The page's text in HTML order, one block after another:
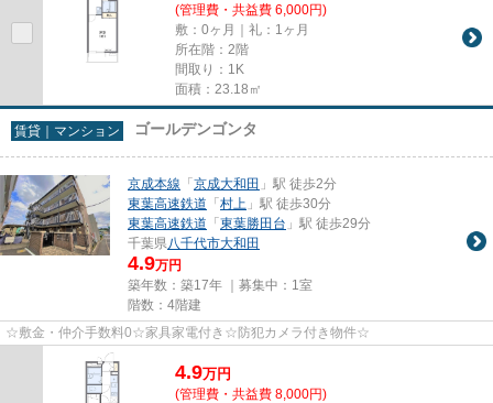
(管理費・共益費 6,000円)
敷：0ヶ月｜礼：1ヶ月
所在階：2階
間取り：1K
面積：23.18㎡
賃貸｜マンション ゴールデンゴンタ
京成本線 「 京成大和田 」駅 徒歩2分
東葉高速鉄道 「 村上 」駅 徒歩30分
東葉高速鉄道 「 東葉勝田台 」駅 徒歩29分
千葉県八千代市大和田
4.9万円
築年数：築17年 ｜募集中： 1室
階数：4階建
☆敷金・仲介手数料0☆家具家電付き☆防犯カメラ付き物件☆
4.9万円
(管理費・共益費 8,000円)